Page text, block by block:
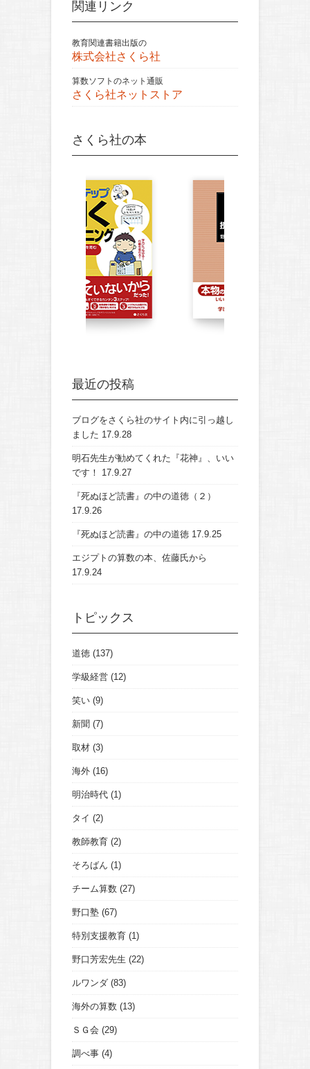
関連リンク
教育関連書籍出版の
株式会社さくら社
算数ソフトのネット通販
さくら社ネットストア
さくら社の本
最近の投稿
ブログをさくら社のサイト内に引っ越し
ました 17.9.28
明石先生が勧めてくれた『花神』、いい
です！
17.9.27
『死ぬほど読書』の中の道徳（２）
17.9.26
『死ぬほど読書』の中の道徳 17.9.25
エジプトの算数の本、佐藤氏から
17.9.24
トピックス
道徳 (137)
学級経営 (12)
笑い (9)
新聞 (7)
取材 (3)
海外 (16)
明治時代 (1)
タイ (2)
教師教育 (2)
そろばん (1)
チーム算数 (27)
野口塾 (67)
特別支援教育 (1)
野口芳宏先生 (22)
ルワンダ (83)
海外の算数 (13)
ＳＧ会 (29)
調べ事 (4)